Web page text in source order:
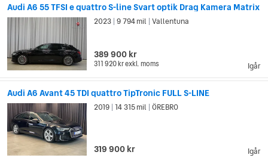
Audi A6 fungerar lika bra i stadstrafik som för barnfamiljens
utflykter. Med generösa utrymmen och smarta funktioner åker
du och din familj tryggt i Audi A6.
Audi A6 55 TFSI e quattro S-line Svart optik Drag Kamera Matrix
Igår
2023 9 794 mil Vallentuna
389 900 kr
311 920 krexkl. moms
Audi A6 Avant 45 TDI quattro TipTronic FULL S-LINE
Igår
2019 14 315 mil ÖREBRO
319 900 kr